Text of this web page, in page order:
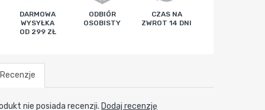
DARMOWA
WYSYŁKA
OD 299 ZŁ
ODBIÓR
OSOBISTY
CZAS NA
ZWROT 14 DNI
Recenzje
nie posiada recenzji. Dodaj recenzję